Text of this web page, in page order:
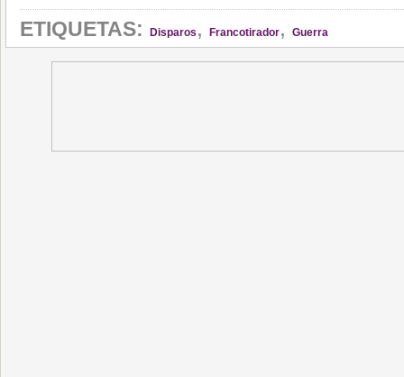
ETIQUETAS: Disparos , Francotirador, Guerra